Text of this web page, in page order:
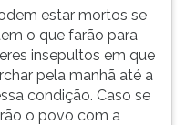
estar mortos se
o que farão para
insepultos em que
pela manhã até a
condição. Caso se
o povo com a